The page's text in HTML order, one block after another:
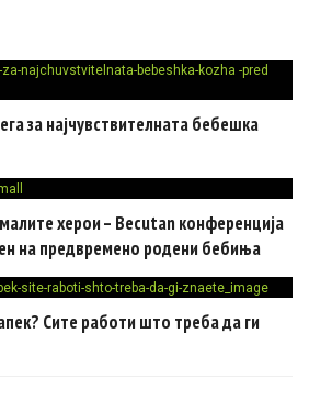
за најчувствителната бебешка
херои – Becutan конференција
на предвремено родени бебиња
Сите работи што треба да ги